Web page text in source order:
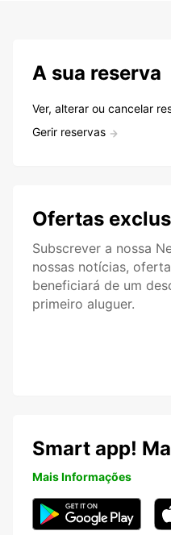
A sua reserva
Ver, alterar ou cancelar
Gerir reservas
Ofertas
Subscrever a nossa
nossas notícias,
beneficiará de um
primeiro aluguer.
Smart app!
Mais Informações